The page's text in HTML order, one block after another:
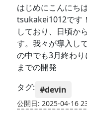
はじめにこんにち
tsukakei1012です
しており、日頃か
す。我々が導入し
の中でも3月終わ
までの開発
タグ: #devin
公開日: 2025-04-16